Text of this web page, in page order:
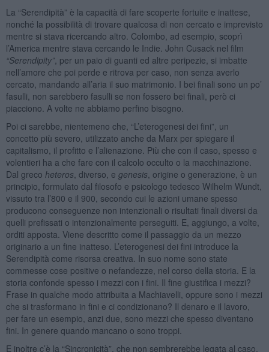
La “Serendipità” è la capacità di fare scoperte fortuite e inattese,
nonché la possibilità di trovare qualcosa di non cercato e imprevisto
mentre si stava ricercando altro. Colombo, ad esempio, scoprì
l’America mentre stava cercando le Indie. John Cusack nel film
“Serendipity”, per un paio di guanti ed altre peripezie, si imbatte
nell’amore che poi perde e ritrova per caso, non senza averlo
cercato, mandando all’aria il suo matrimonio. I bei finali sono un po’
fasulli, non sarebbero fasulli se non fossero bei finali, però ci
piacciono. A volte ne abbiamo perfino bisogno.
Poi ci sarebbe, nientemeno che, “L’eterogenesi dei fini”, un
concetto più severo, utilizzato anche da Marx per spiegare il
capitalismo, il profitto e l’alienazione. Più che con il caso, spesso e
volentieri ha a che fare con il calcolo occulto o la macchinazione.
Dal greco heteros, diverso, e genesis, origine o generazione, è un
principio, formulato dal filosofo e psicologo tedesco Wilhelm Wundt,
vissuto tra l’800 e il 900, secondo cui le azioni umane spesso
producono conseguenze non intenzionali o risultati finali diversi da
quelli prefissati o intenzionalmente perseguiti. E, aggiungo, a volte,
orditi apposta. Viene descritto come il passaggio da un mezzo
originario a un fine inatteso. L’eterogenesi dei fini introduce la
Serendipità come risorsa creativa. In suo nome sono state
commesse cose positive o nefandezze, nel corso della storia. E la
storia confonde spesso i mezzi con i fini. Il fine giustifica i mezzi?
Frase in qualche modo attribuita a Machiavelli, oppure sono i mezzi
che si trasformano in fini e ci condizionano? Il denaro e il lavoro,
per fare un esempio, anzi due, sono mezzi che spesso diventano
fini. In genere quando mancano o sono troppi.
E inoltre c’è la “Sincronicità”, che non sembrerebbe legata al caso,